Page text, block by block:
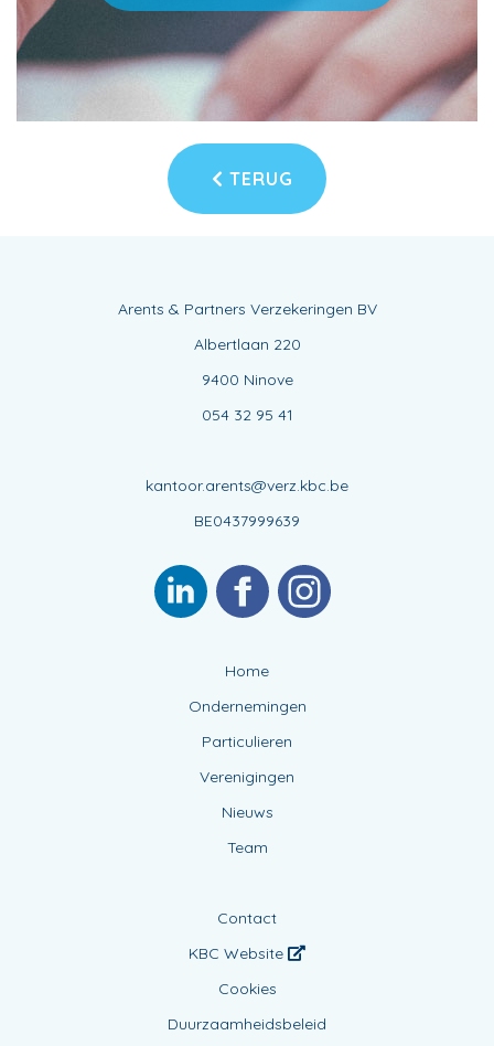
TERUG
Arents & Partners Verzekeringen BV
Albertlaan 220
9400 Ninove
054 32 95 41
kantoor.arents@verz.kbc.be
BE0437999639
Home
Ondernemingen
Particulieren
Verenigingen
Nieuws
Team
Contact
KBC Website
Cookies
Duurzaamheidsbeleid